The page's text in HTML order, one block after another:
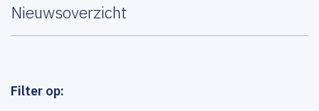
Nieuwsoverzicht
Filter op: